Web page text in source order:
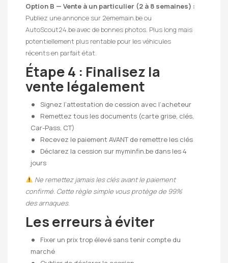
Option B — Vente à un particulier (2 à 8 semaines) :
Publiez une annonce sur 2ememain.be ou
AutoScout24.be avec de bonnes photos. Plus long mais
potentiellement plus rentable pour les véhicules
récents en parfait état.
Étape 4 : Finalisez la
vente légalement
Signez l’attestation de cession avec l’acheteur
Remettez tous les documents (carte grise, clés,
Car-Pass, CT)
Recevez le paiement AVANT de remettre les clés
Déclarez la cession sur myminfin.be dans les 4
jours
Ne remettez jamais les clés avant le paiement
confirmé. Cette règle simple vous protège de 99%
des arnaques.
Les erreurs à éviter
Fixer un prix trop élevé sans tenir compte du
marché